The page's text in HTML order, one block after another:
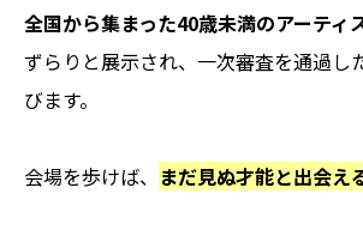
全国から集まった40歳未満のアーティ
ずらりと展示され、一次審査を通過し
びます。
会場を歩けば、 まだ見ぬ才能と出会え